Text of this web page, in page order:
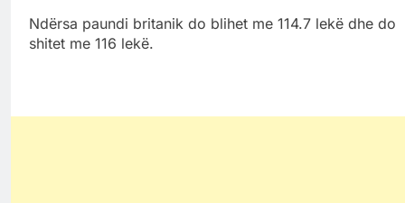
Ndërsa paundi britanik do blihet me 114.7 lekë dhe do
shitet me 116 lekë.